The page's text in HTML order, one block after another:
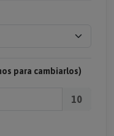
para cambiarlos)
10